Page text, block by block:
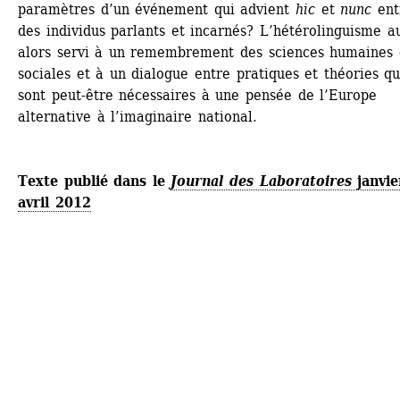
paramètres d’un événement qui advient hic etnunc
des individus parlants et incarnés? L’hétérolinguisme
alors servi à un remembrement des sciences humaines
sociales et à un dialogue entre pratiques et théories
sont peut-être nécessaires à une pensée de l’Europe
alternative à l’imaginaire national.
Texte publié dans le Journal des Laboratoires
avril 2012